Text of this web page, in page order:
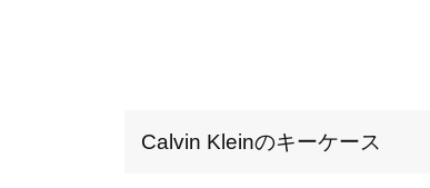
Calvin Kleinのキーケース